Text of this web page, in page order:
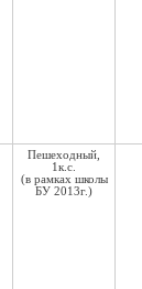
Пешеходный,
1к.с.
(в рамках школы
БУ 2013г.)